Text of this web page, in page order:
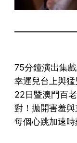
75分鐘演出集
幸運兒台上與
22日暨澳門百
對！拋開害羞
每個心跳加速時